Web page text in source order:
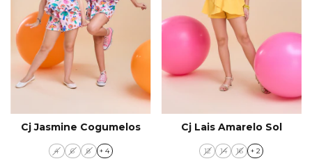
Cj Jasmine Cogumelos
4 6 8 + 4
Cj Lais Amarelo Sol
12 14 16 + 2